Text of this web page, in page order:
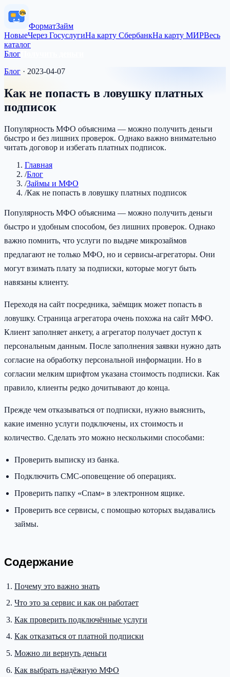
0%
ФорматЗайм
НовыеЧерез ГосуслугиНа карту СбербанкНа карту МИРВесь
каталог
Блог
Блог · 2023-04-07
Как не попасть в ловушку платных
подписок
Популярность МФО объяснима — можно получить деньги
быстро и без лишних проверок. Однако важно внимательно
читать договор и избегать платных подписок.
Главная
/Блог
/Займы и МФО
/Как не попасть в ловушку платных подписок
Популярность МФО объяснима — можно получить деньги
быстро и удобным способом, без лишних проверок. Однако
важно помнить, что услуги по выдаче микрозаймов
предлагают не только МФО, но и сервисы-агрегаторы. Они
могут взимать плату за подписки, которые могут быть
навязаны клиенту.
Переходя на сайт посредника, заёмщик может попасть в
ловушку. Страница агрегатора очень похожа на сайт МФО.
Клиент заполняет анкету, а агрегатор получает доступ к
персональным данным. После заполнения заявки нужно дать
согласие на обработку персональной информации. Но в
согласии мелким шрифтом указана стоимость подписки. Как
правило, клиенты редко дочитывают до конца.
Прежде чем отказываться от подписки, нужно выяснить,
какие именно услуги подключены, их стоимость и
количество. Сделать это можно несколькими способами:
Проверить выписку из банка.
Подключить СМС-оповещение об операциях.
Проверить папку «Спам» в электронном ящике.
Проверить все сервисы, с помощью которых выдавались
займы.
Содержание
Почему это важно знать
Что это за сервис и как он работает
Как проверить подключённые услуги
Как отказаться от платной подписки
Можно ли вернуть деньги
Как выбрать надёжную МФО